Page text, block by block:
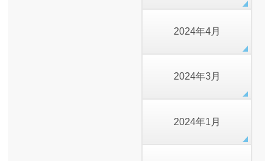
2024年4月
2024年3月
2024年1月